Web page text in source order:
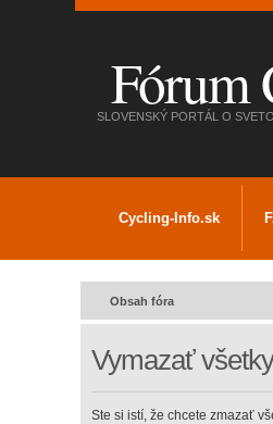
Fórum
SLOVENSKÝ PORTÁL O
Cycling-Info.sk
Obsah fóra
Vymazať
Ste si istí, že chcete zmazať